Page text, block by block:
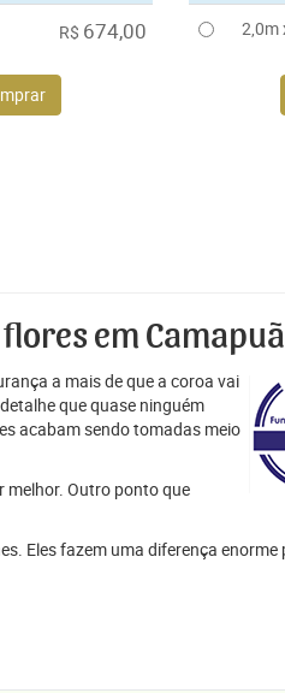
R$ 674,00 2,0m
em
a mais de que a coroa vai
que quase ninguém
acabam sendo tomadas meio
melhor. Outro ponto que
Eles fazem uma diferença enorme